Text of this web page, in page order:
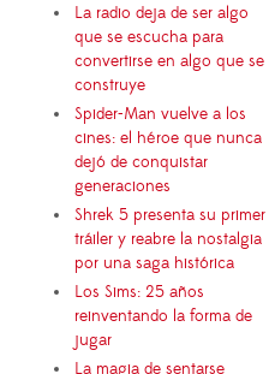
La radio deja de ser algo
que se escucha para
convertirse en algo que se
construye
Spider-Man vuelve a los
cines: el héroe que nunca
dejó de conquistar
generaciones
Shrek 5 presenta su primer
tráiler y reabre la nostalgia
por una saga histórica
Los Sims: 25 años
reinventando la forma de
jugar
La magia de sentarse